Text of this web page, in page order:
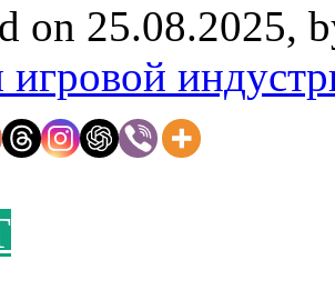
on 25.08.2025,
игровой